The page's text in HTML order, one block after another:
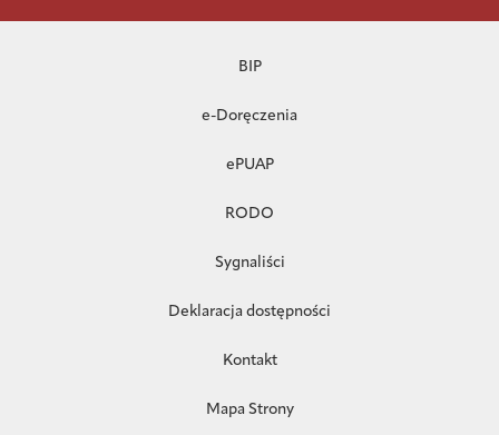
BIP
e-Doręczenia
ePUAP
RODO
Sygnaliści
Deklaracja dostępności
Kontakt
Mapa Strony